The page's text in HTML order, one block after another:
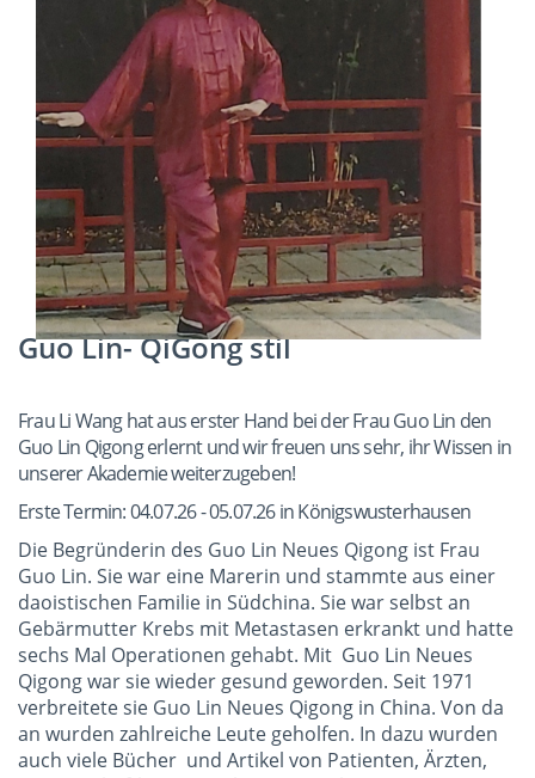
Guo Lin- QiGong stil
Frau Li Wang hat aus erster Hand bei der Frau Guo Lin den
Guo Lin Qigong erlernt und wir freuen uns sehr, ihr Wissen in
unserer Akademie weiterzugeben!
Erste Termin: 04.07.26 - 05.07.26 in Königswusterhausen
Die Begründerin des Guo Lin Neues Qigong ist Frau
Guo Lin. Sie war eine Marerin und stammte aus einer
daoistischen Familie in Südchina. Sie war selbst an
Gebärmutter Krebs mit Metastasen erkrankt und hatte
sechs Mal Operationen gehabt. Mit Guo Lin Neues
Qigong war sie wieder gesund geworden. Seit 1971
verbreitete sie Guo Lin Neues Qigong in China. Von da
an wurden zahlreiche Leute geholfen. In dazu wurden
auch viele Bücher und Artikel von Patienten, Ärzten,